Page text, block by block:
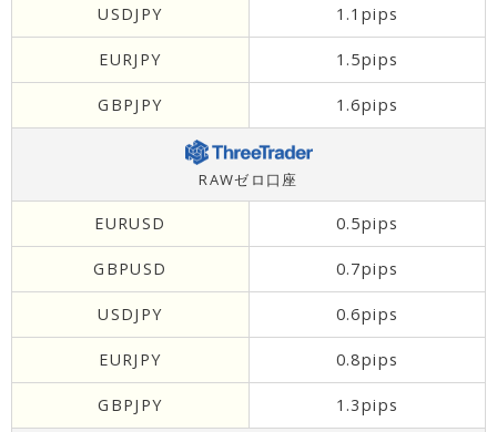
USDJPY 1.1pips
EURJPY 1.5pips
GBPJPY 1.6pips
RAWゼロ口座
EURUSD 0.5pips
GBPUSD 0.7pips
USDJPY 0.6pips
EURJPY 0.8pips
GBPJPY 1.3pips